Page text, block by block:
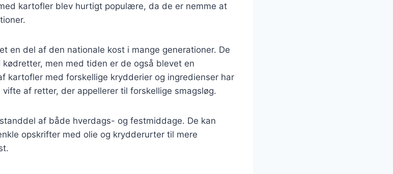
kartofler blev hurtigt populære, da de er nemme at
en del af den nationale kost i mange generationer. De
men med tiden er de også blevet en
kartofler med forskellige krydderier og ingredienser har
af retter, der appellerer til forskellige smagsløg.
af både hverdags- og festmiddage. De kan
opskrifter med olie og krydderurter til mere